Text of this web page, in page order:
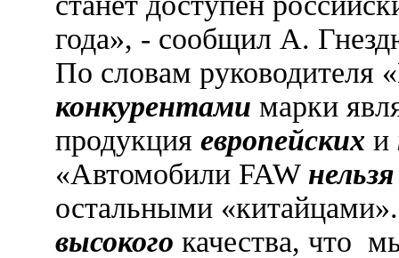
года», - сообщил А.
По словам
конкурентами марки
продукцияевропейских и
«Автомобили FAW нельзя
остальными
высокого качества, что